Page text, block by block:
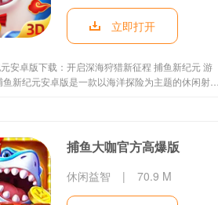
立即打开
安卓版下载：开启深海狩猎新征程 捕鱼新纪元 游
鱼新纪元安卓版是一款以海洋探险为主题的休闲射击
带来沉浸式的捕鱼体验。 捕鱼新纪元 游戏特色 1. 多
换：涵盖热带珊瑚礁、北极冰海、深渊漩涡等10种
捕鱼大咖官方高爆版
休闲益智 | 70.9 M